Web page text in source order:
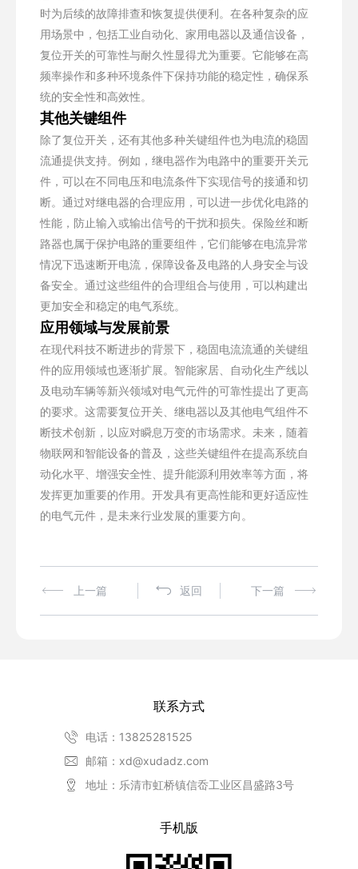
时为后续的故障排查和恢复提供便利。在各种复杂的应
用场景中，包括工业自动化、家用电器以及通信设备，
复位开关的可靠性与耐久性显得尤为重要。它能够在高
频率操作和多种环境条件下保持功能的稳定性，确保系
统的安全性和高效性。
其他关键组件
除了复位开关，还有其他多种关键组件也为电流的稳固
流通提供支持。例如，继电器作为电路中的重要开关元
件，可以在不同电压和电流条件下实现信号的接通和切
断。通过对继电器的合理应用，可以进一步优化电路的
性能，防止输入或输出信号的干扰和损失。保险丝和断
路器也属于保护电路的重要组件，它们能够在电流异常
情况下迅速断开电流，保障设备及电路的人身安全与设
备安全。通过这些组件的合理组合与使用，可以构建出
更加安全和稳定的电气系统。
应用领域与发展前景
在现代科技不断进步的背景下，稳固电流流通的关键组
件的应用领域也逐渐扩展。智能家居、自动化生产线以
及电动车辆等新兴领域对电气元件的可靠性提出了更高
的要求。这需要复位开关、继电器以及其他电气组件不
断技术创新，以应对瞬息万变的市场需求。未来，随着
物联网和智能设备的普及，这些关键组件在提高系统自
动化水平、增强安全性、提升能源利用效率等方面，将
发挥更加重要的作用。开发具有更高性能和更好适应性
的电气元件，是未来行业发展的重要方向。
上一篇 返回 下一篇
联系方式
电话：13825281525
邮箱：xd@xudadz.com
地址：乐清市虹桥镇信岙工业区昌盛路3号
手机版